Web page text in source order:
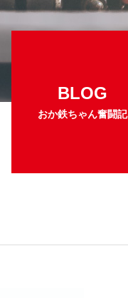
BLOG
おか鉄ちゃん奮闘記